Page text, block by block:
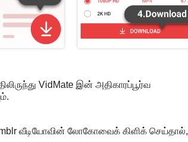
VidMate இன் அதிகாரப்பூர்வ
வீடியோவின் லோகோவைக் கிளிக் செய்தால்,